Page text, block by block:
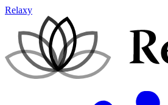
Relaxy